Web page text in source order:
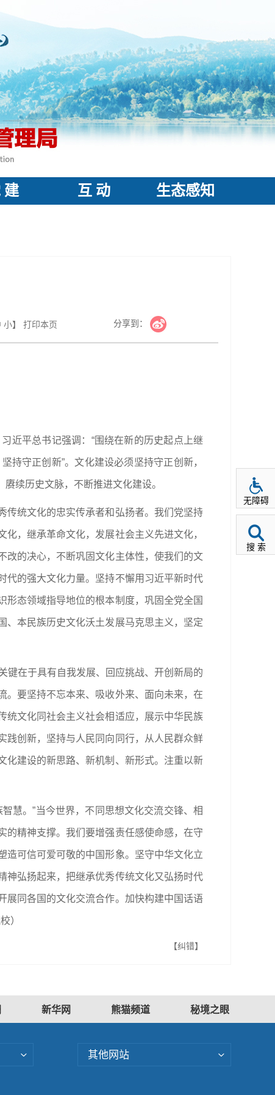
建 互 动 生态感知
小】 打印本页 分享到：
近平总书记强调：“围绕在新的历史起点上继
持守正创新”。文化建设必须坚持守正创新，
续历史文脉，不断推进文化建设。
传统文化的忠实传承者和弘扬者。我们党坚持
，继承革命文化，发展社会主义先进文化，
改的决心，不断巩固文化主体性，使我们的文
代的强大文化力量。坚持不懈用习近平新时代
态领域指导地位的根本制度，巩固全党全国
、本民族历史文化沃土发展马克思主义，坚定
键在于具有自我发展、回应挑战、开创新局的
。要坚持不忘本来、吸收外来、面向未来，在
统文化同社会主义社会相适应，展示中华民族
践创新，坚持与人民同向同行，从人民群众鲜
化建设的新思路、新机制、新形式。注重以新
慧。”当今世界，不同思想文化交流交锋、相
的精神支撑。我们要增强责任感使命感，在守
造可信可爱可敬的中国形象。坚守中华文化立
神弘扬起来，把继承优秀传统文化又弘扬时代
展同各国的文化交流合作。加快构建中国话语
）
【纠错】
新华网 熊猫频道 秘境之眼
其他网站
无障碍
搜 索